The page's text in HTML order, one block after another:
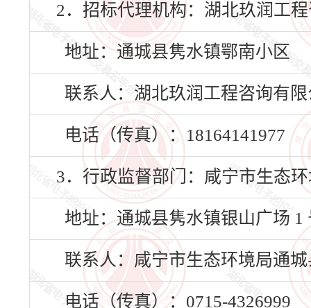
2．招标代理机构：湖北玖润工
地址：通城县隽水镇鄂南小区
联系人：湖北玖润工程咨询有
电话（传真）：18164141977
3．行政监督部门：咸宁市生态
地址：通城县隽水镇银山广场 1
联系人：咸宁市生态环境局通
电话（传真）：0715-4326999